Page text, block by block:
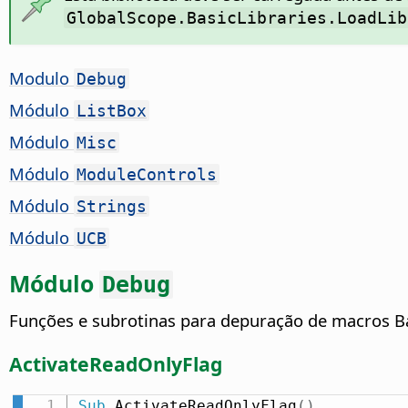
Modulo Debug
Módulo ListBox
Módulo Misc
Módulo ModuleControls
Módulo Strings
Módulo UCB
Módulo Debug
Funções e subrotinas para depuração de macros
ActivateReadOnlyFlag